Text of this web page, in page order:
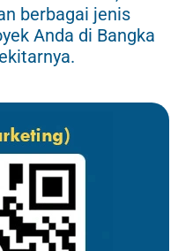
berbagai jenis
Anda di Bangka